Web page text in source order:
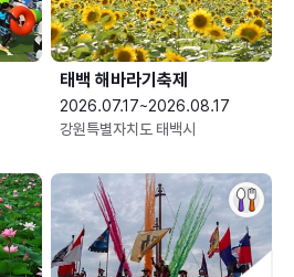
태백 해바라기축제
2026.07.17~2026.08.17
강원특별자치도 태백시